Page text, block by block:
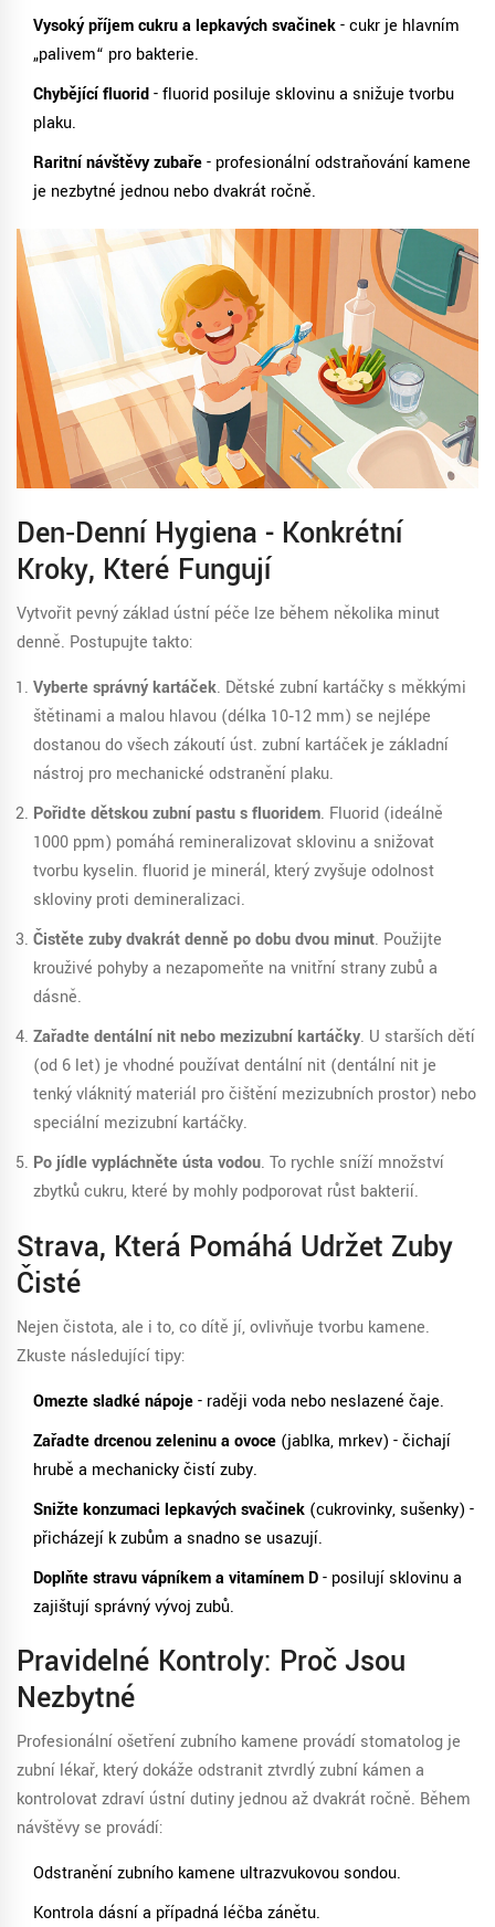
Vysoký příjem cukru a lepkavých svačinek- cukr je hlavním
„palivem“ pro bakterie.
Chybějící fluorid- fluorid posiluje sklovinu a snižuje tvorbu
plaku.
Raritní návštěvy zubaře- profesionální odstraňování kamene
je nezbytné jednou nebo dvakrát ročně.
Den‑denní Hygiena - Konkrétní
Kroky, Které Fungují
Vytvořit pevný základ ústní péče lze během několika minut
denně. Postupujte takto:
Vyberte správný kartáček. Dětské zubní kartáčky s měkkými
štětinami a malou hlavou (délka 10‑12 mm) se nejlépe
dostanou do všech zákoutí úst. zubní kartáčekje základní
nástroj pro mechanické odstranění plaku.
Pořiďte dětskou zubní pastu s fluoridem. Fluorid (ideálně
1000 ppm) pomáhá remineralizovat sklovinu a snižovat
tvorbu kyselin. fluorid je minerál, který zvyšuje odolnost
skloviny proti demineralizaci.
Čistěte zuby dvakrát denně po dobu dvou minut. Použijte
krouživé pohyby a nezapomeňte na vnitřní strany zubů a
dásně.
Zařaďte dentální nit nebo mezizubní kartáčky. U starších dětí
(od 6 let) je vhodné používat dentální nit (dentální nitje
tenký vláknitý materiál pro čištění mezizubních prostor) nebo
speciální mezizubní kartáčky.
Po jídle vypláchněte ústa vodou. To rychle sníží množství
zbytků cukru, které by mohly podporovat růst bakterií.
Strava, Která Pomáhá Udržet Zuby
Čisté
Nejen čistota, ale i to, co dítě jí, ovlivňuje tvorbu kamene.
Zkuste následující tipy:
Omezte sladké nápoje- raději voda nebo neslazené čaje.
Zařaďte drcenou zeleninu a ovoce (jablka, mrkev) - čichají
hrubě a mechanicky čistí zuby.
Snižte konzumaci lepkavých svačinek (cukrovinky, sušenky) -
přicházejí k zubům a snadno se usazují.
Doplňte stravu vápníkem a vitamínem D- posilují sklovinu a
zajišťují správný vývoj zubů.
Pravidelné Kontroly: Proč Jsou
Nezbytné
Profesionální ošetření zubního kamene provádí stomatologje
zubní lékař, který dokáže odstranit ztvrdlý zubní kámen a
kontrolovat zdraví ústní dutinyjednou až dvakrát ročně. Během
návštěvy se provádí:
Odstranění zubního kamene ultrazvukovou sondou.
Kontrola dásní a případná léčba zánětu.